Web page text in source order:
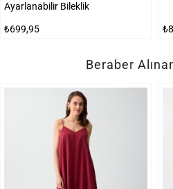
Ayarlanabilir Bileklik
₺699,95
Beraber